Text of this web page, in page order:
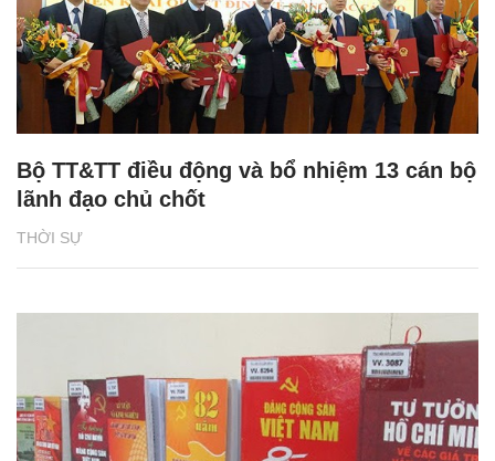
THỜI SỰ
Bộ TT&TT điều động và bổ nhiệm 13 cán bộ
lãnh đạo chủ chốt